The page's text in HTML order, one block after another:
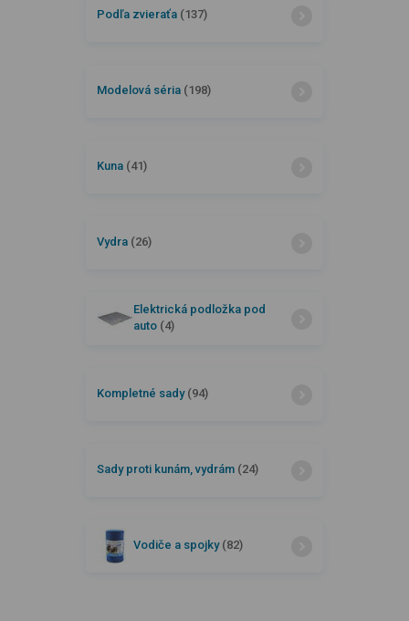
Podľa zvieraťa (137)
Modelová séria (198)
Kuna (41)
Vydra (26)
Elektrická podložka pod
auto (4)
Kompletné sady (94)
Sady proti kunám, vydrám (24)
Vodiče a spojky (82)